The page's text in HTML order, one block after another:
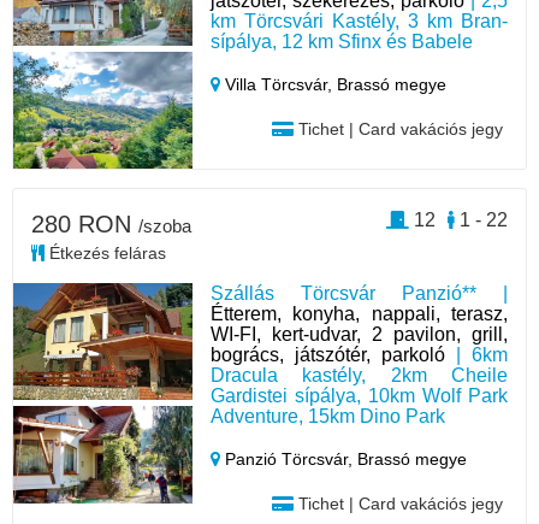
km Törcsvári Kastély, 3 km Bran-
sípálya, 12 km Sfinx és Babele
Villa Törcsvár, Brassó megye
Tichet | Card vakációs jegy
Szállás Törcsvár Panzió** |
Étterem, konyha, nappali, terasz,
WI-FI, kert-udvar, 2 pavilon, grill,
bogrács, játszótér, parkoló | 6km
Dracula kastély, 2km Cheile
Gardistei sípálya, 10km Wolf Park
Adventure, 15km Dino Park
Panzió Törcsvár, Brassó megye
Tichet | Card vakációs jegy
280 RON /szoba
Étkezés feláras
1 - 22
12